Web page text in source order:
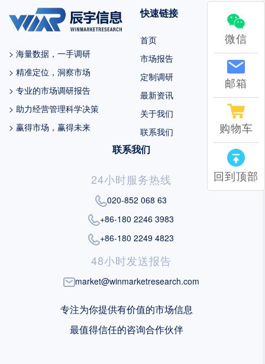
微信
邮箱
购物车
回到顶部
> 海量数据，一手调研
> 精准定位，洞察市场
> 专业的市场调研报告
> 助力经营管理科学决策
> 赢得市场，赢得未来
快速链接
首页
市场报告
定制调研
最新资讯
关于我们
联系我们
联系我们
24小时服务热线
020-852 068 63
+86-180 2246 3983
+86-180 2249 4823
48小时发送报告
market@winmarketresearch.com
专注为你提供有价值的市场信息
最值得信任的咨询合作伙伴